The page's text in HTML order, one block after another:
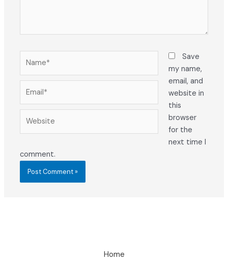
Save
my name,
email, and
website in
this
browser
for the
next time I
comment.
Home